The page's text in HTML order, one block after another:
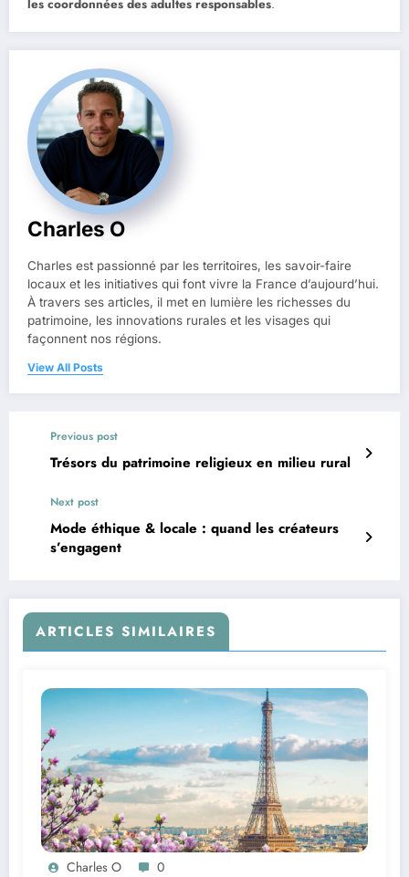
les coordonnées des adultes responsables.
Charles O
Charles est passionné par les territoires, les savoir-faire
locaux et les initiatives qui font vivre la France d’aujourd’hui.
À travers ses articles, il met en lumière les richesses du
patrimoine, les innovations rurales et les visages qui
façonnent nos régions.
View All Posts
Previous post
Trésors du patrimoine religieux en milieu rural
Next post
Mode éthique & locale : quand les créateurs
s’engagent
ARTICLES SIMILAIRES
Charles O 0